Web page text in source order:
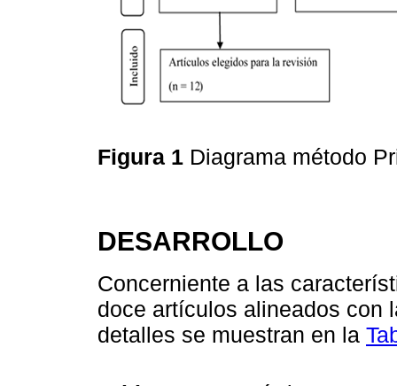
Figura 1 Diagrama método
DESARROLLO
Concerniente a las
doce artículos alineados con
detalles se muestran en la